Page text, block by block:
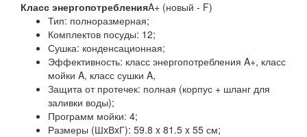
Класс энергопотребленияA+ (новый - F)
Тип: полноразмерная;
Комплектов посуды: 12;
Сушка: конденсационная;
Эффективность: класс энергопотребления A+, класс
мойки A, класс сушки A,
Защита от протечек: полная (корпус + шланг для
заливки воды);
Программ мойки: 4;
Размеры (ШxВxГ): 59.8 x 81.5 x 55 см;